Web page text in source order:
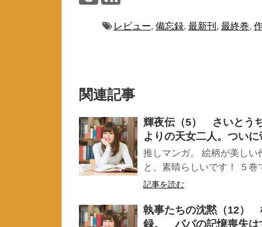
レビュー,備忘録,最新刊 ,最終巻,
関連記事
輝夜伝（5） さいとう
よりの天女二人。つい
推しマンガ。 絵柄が美し
と、素晴らしいです！ ５巻
記事を読む
執事たちの沈黙（12）
録。 パパの記憶喪失は